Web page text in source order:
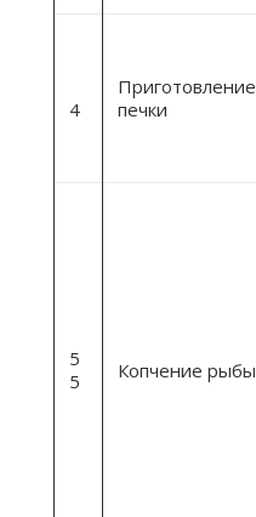
4
Приготовление
печки
5
5
Копчение рыбы